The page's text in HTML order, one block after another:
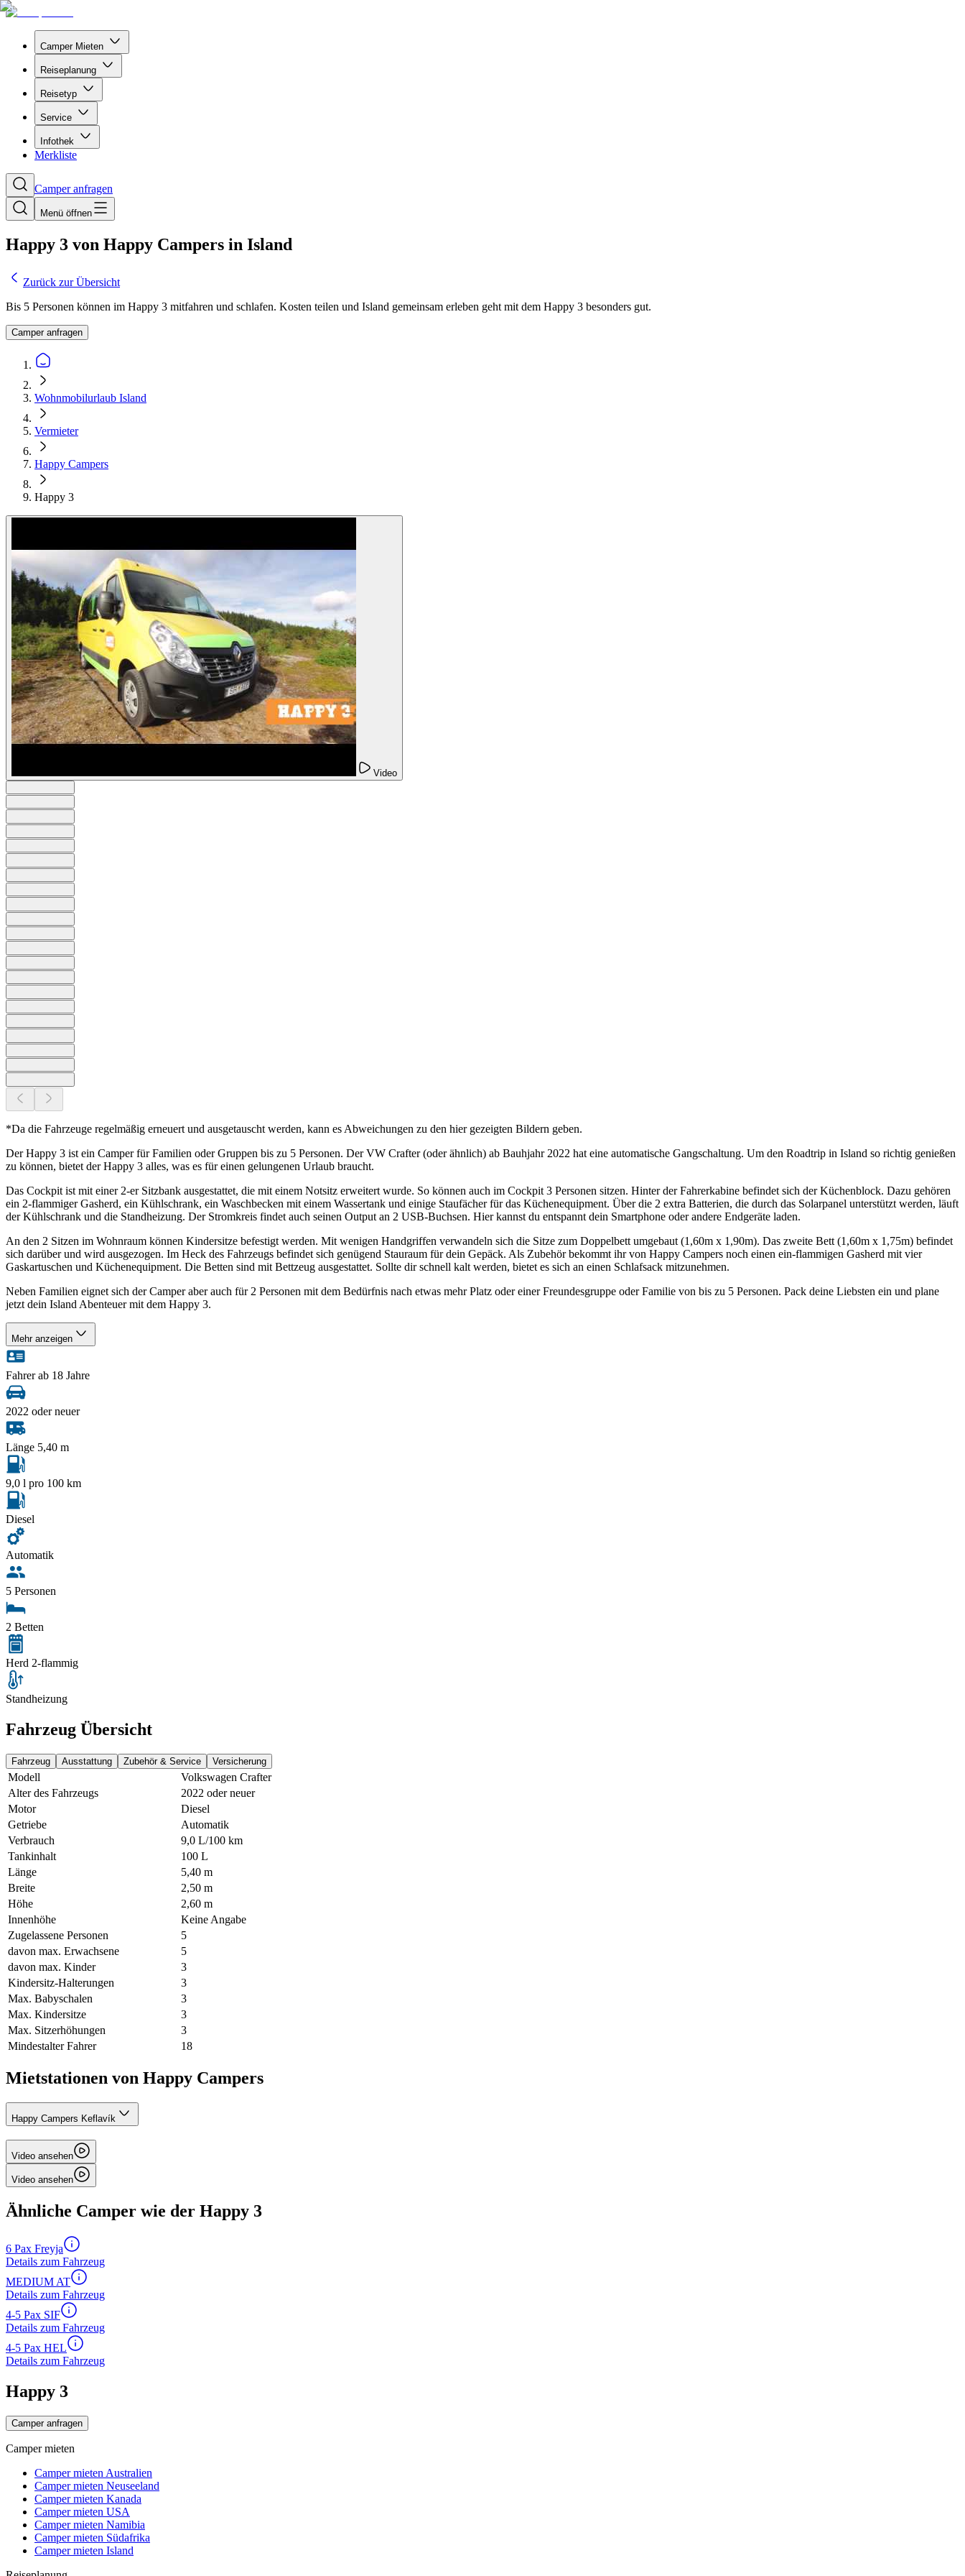
Camper Mieten
Reiseplanung
Reisetyp
Service
Infothek
Merkliste
Camper anfragen
Menü öffnen
Happy 3 von Happy Campers in Island
Zurück zur Übersicht
Bis 5 Personen können im Happy 3 mitfahren und schlafen. Kosten teilen und Island gemeinsam erleben geht mit dem Happy 3 besonders gut.
Camper anfragen
Wohnmobilurlaub Island
Vermieter
Happy Campers
Happy 3
Video
*Da die Fahrzeuge regelmäßig erneuert und ausgetauscht werden, kann es Abweichungen zu den hier gezeigten Bildern geben.
Der Happy 3 ist ein Camper für Familien oder Gruppen bis zu 5 Personen. Der VW Crafter (oder ähnlich) ab Bauhjahr 2022 hat eine automatische Gangschaltung. Um den Roadtrip in Island so richtig genießen
zu können, bietet der Happy 3 alles, was es für einen gelungenen Urlaub braucht.
Das Cockpit ist mit einer 2-er Sitzbank ausgestattet, die mit einem Notsitz erweitert wurde. So können auch im Cockpit 3 Personen sitzen. Hinter der Fahrerkabine befindet sich der Küchenblock. Dazu gehören
ein 2-flammiger Gasherd, ein Kühlschrank, ein Waschbecken mit einem Wassertank und einige Staufächer für das Küchenequipment. Über die 2 extra Batterien, die durch das Solarpanel unterstützt werden, läuft
der Kühlschrank und die Standheizung. Der Stromkreis findet auch seinen Output an 2 USB-Buchsen. Hier kannst du entspannt dein Smartphone oder andere Endgeräte laden.
An den 2 Sitzen im Wohnraum können Kindersitze befestigt werden. Mit wenigen Handgriffen verwandeln sich die Sitze zum Doppelbett umgebaut (1,60m x 1,90m). Das zweite Bett (1,60m x 1,75m) befindet
sich darüber und wird ausgezogen. Im Heck des Fahrzeugs befindet sich genügend Stauraum für dein Gepäck. Als Zubehör bekommt ihr von Happy Campers noch einen ein-flammigen Gasherd mit vier
Gaskartuschen und Küchenequipment. Die Betten sind mit Bettzeug ausgestattet. Sollte dir schnell kalt werden, bietet es sich an einen Schlafsack mitzunehmen.
Neben Familien eignet sich der Camper aber auch für 2 Personen mit dem Bedürfnis nach etwas mehr Platz oder einer Freundesgruppe oder Familie von bis zu 5 Personen. Pack deine Liebsten ein und plane
jetzt dein Island Abenteuer mit dem Happy 3.
Mehr anzeigen
Fahrer ab 18 Jahre
2022 oder neuer
Länge 5,40 m
9,0 l pro 100 km
Diesel
Automatik
5 Personen
2 Betten
Herd 2-flammig
Standheizung
Fahrzeug Übersicht
Fahrzeug Ausstattung Zubehör & Service Versicherung
Modell
Volkswagen Crafter
Alter des Fahrzeugs
2022 oder neuer
Motor
Diesel
Getriebe
Automatik
Verbrauch
9,0 L/100 km
Tankinhalt
100 L
Länge
5,40 m
Breite
2,50 m
Höhe
2,60 m
Innenhöhe
Keine Angabe
Zugelassene Personen
5
davon max. Erwachsene
5
davon max. Kinder
3
Kindersitz-Halterungen
3
Max. Babyschalen
3
Max. Kindersitze
3
Max. Sitzerhöhungen
3
Mindestalter Fahrer
18
Mietstationen von Happy Campers
Happy Campers Keflavík
Video ansehen
Video ansehen
Ähnliche Camper wie der Happy 3
6 Pax Freyja
Details zum Fahrzeug
MEDIUM AT
Details zum Fahrzeug
4-5 Pax SIF
Details zum Fahrzeug
4-5 Pax HEL
Details zum Fahrzeug
Happy 3
Camper anfragen
Camper mieten
Camper mieten Australien
Camper mieten Neuseeland
Camper mieten Kanada
Camper mieten USA
Camper mieten Namibia
Camper mieten Südafrika
Camper mieten Island